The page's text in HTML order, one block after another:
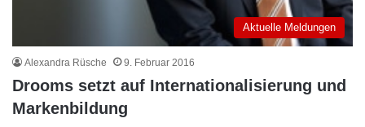
Aktuelle Meldungen
Alexandra Rüsche 9. Februar 2016
Drooms setzt auf Internationalisierung und
Markenbildung